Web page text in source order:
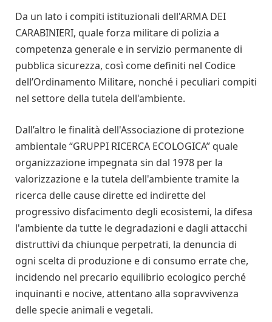
Da un lato i compiti istituzionali dell'ARMA DEI
CARABINIERI, quale forza militare di polizia a
competenza generale e in servizio permanente di
pubblica sicurezza, così come definiti nel Codice
dell’Ordinamento Militare, nonché i peculiari compiti
nel settore della tutela dell'ambiente.
Dall’altro le finalità dell'Associazione di protezione
ambientale “GRUPPI RICERCA ECOLOGICA” quale
organizzazione impegnata sin dal 1978 per la
valorizzazione e la tutela dell'ambiente tramite la
ricerca delle cause dirette ed indirette del
progressivo disfacimento degli ecosistemi, la difesa
l'ambiente da tutte le degradazioni e dagli attacchi
distruttivi da chiunque perpetrati, la denuncia di
ogni scelta di produzione e di consumo errate che,
incidendo nel precario equilibrio ecologico perché
inquinanti e nocive, attentano alla sopravvivenza
delle specie animali e vegetali.